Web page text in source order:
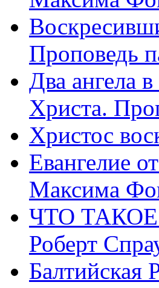
Проповедь
Два ангела
Христа.
Христос
Евангелие
Максима
ЧТО
Роберт
Балтийская